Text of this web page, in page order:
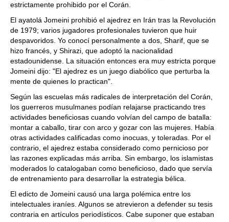
estrictamente prohibido por el Corán.
El ayatolá Jomeini prohibió el ajedrez en Irán tras la Revolución
de 1979; varios jugadores profesionales tuvieron que huir
despavoridos. Yo conocí personalmente a dos, Sharif, que se
hizo francés, y Shirazi, que adoptó la nacionalidad
estadounidense. La situación entonces era muy estricta porque
Jomeini dijo: "El ajedrez es un juego diabólico que perturba la
mente de quienes lo practican".
Según las escuelas más radicales de interpretación del Corán,
los guerreros musulmanes podían relajarse practicando tres
actividades beneficiosas cuando volvían del campo de batalla:
montar a caballo, tirar con arco y gozar con las mujeres. Había
otras actividades calificadas como inocuas, y toleradas. Por el
contrario, el ajedrez estaba considerado como pernicioso por
las razones explicadas más arriba. Sin embargo, los islamistas
moderados lo catalogaban como beneficioso, dado que servía
de entrenamiento para desarrollar la estrategia bélica.
El edicto de Jomeini causó una larga polémica entre los
intelectuales iraníes. Algunos se atrevieron a defender su tesis
contraria en artículos periodísticos. Cabe suponer que estaban